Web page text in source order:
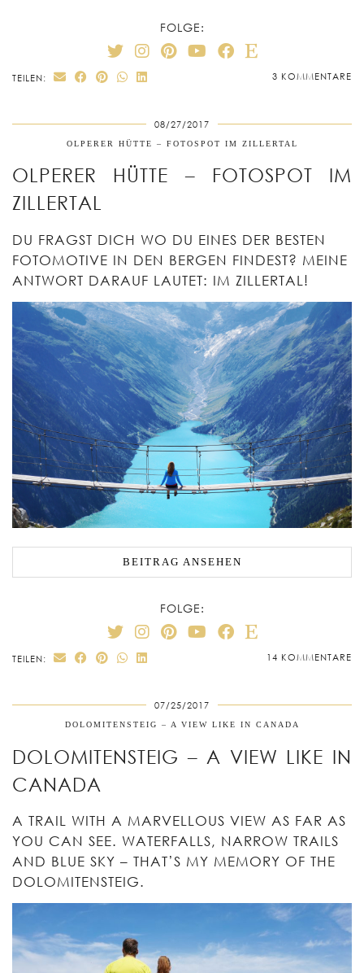
FOLGE:
TEILEN: 3 KOMMENTARE
08/27/2017
OLPERER HÜTTE – FOTOSPOT IM ZILLERTAL
OLPERER HÜTTE – FOTOSPOT IM
ZILLERTAL
DU FRAGST DICH WO DU EINES DER BESTEN
FOTOMOTIVE IN DEN BERGEN FINDEST? MEINE
ANTWORT DARAUF LAUTET: IM ZILLERTAL!
BEITRAG ANSEHEN
FOLGE:
TEILEN: 14 KOMMENTARE
07/25/2017
DOLOMITENSTEIG – A VIEW LIKE IN CANADA
DOLOMITENSTEIG – A VIEW LIKE IN
CANADA
A TRAIL WITH A MARVELLOUS VIEW AS FAR AS
YOU CAN SEE. WATERFALLS, NARROW TRAILS
AND BLUE SKY – THAT’S MY MEMORY OF THE
DOLOMITENSTEIG.